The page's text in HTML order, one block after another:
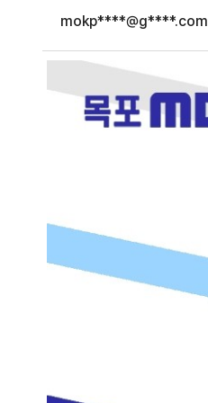
mokp****@g****.com